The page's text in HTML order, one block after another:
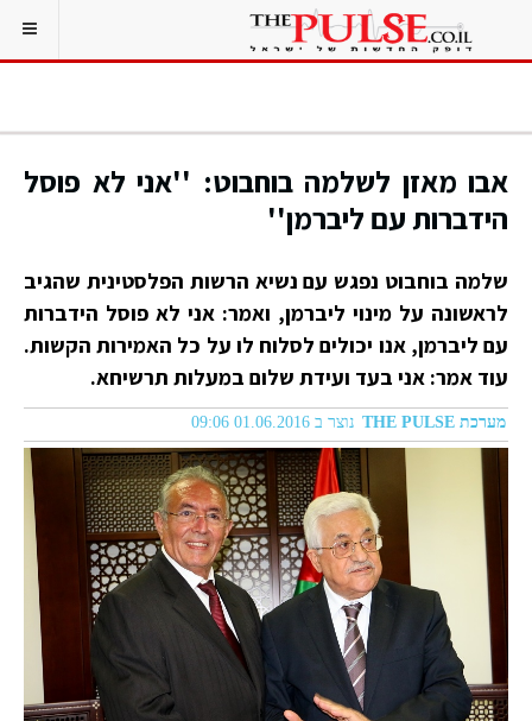
אבו מאזן לשלמה בוחבוט: ''אני לא פוסל
הידברות עם ליברמן''
שלמה בוחבוט נפגש עם נשיא הרשות הפלסטינית שהגיב
לראשונה על מינוי ליברמן, ואמר: אני לא פוסל הידברות
עם ליברמן, אנו יכולים לסלוח לו על כל האמירות הקשות.
עוד אמר: אני בעד ועידת שלום במעלות תרשיחא.
מערכת THE PULSE נוצר ב 01.06.2016 09:06